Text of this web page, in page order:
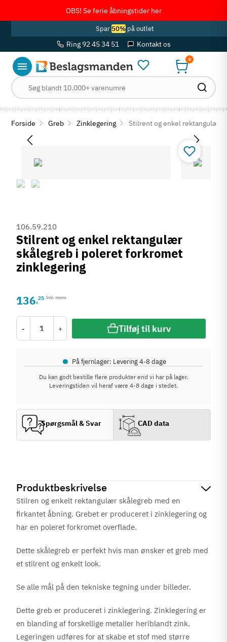
OBS! Se ferie åbningstider her
Spar 50%på outlet
Ring 92 45 34 51 Kontakt os
0
Forside Greb Zinklegering Stilrent og enkel rektangulær
Produktbeskrivelse
Stilren og enkelt rektangulær skålegreb med en
firkantet åbning. Grebet er produceret i zinklegering og
har en poleret forkromet overflade.
Dette skålegreb er perfekt hvis man ønsker et greb med
et stilrent og enkelt look.
Se alle mål på den tekniske tegning under billeder.
Dette greb er produceret i zinklegering. Zinklegering er
en blanding af forskellige metaller heriblandt zink.
Legeringen udføres for at skabe et stof med større
106.59.210
Stilrent og enkel rektangulær
skålegreb i poleret forkromet
zinklegering
136,25 Inkl. moms
- + Tilføj til kurv
• På fjernlager: Levering 4-8 dage
Du kan godt bestille flere produkter end vi har på lager.
Leveringstiden vil heraf være 4-8 dage i stedet.
Spørgsmål & Svar CAD data